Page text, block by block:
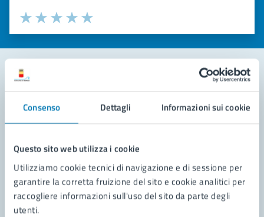
Consenso Dettagli Informazioni sui cookie
Questo sito web utilizza i cookie
Utilizziamo cookie tecnici di navigazione e di sessione per
garantire la corretta fruizione del sito e cookie analitici per
raccogliere informazioni sull'uso del sito da parte degli
utenti.
Valuta la chiarezza delle informazioni (da 1 a 5 stelle)
Seleziona il numero di stelle per valutare la chiarezza delle
Valuta 5 stelle su 5
Valuta 4 stelle su 5
Valuta 3 stelle su 5
Valuta 2 stelle su 5
Valuta 1 stelle su 5
Leggi le domande frequenti
Richiedi assistenza
Prenota appuntamento
Problemi in città